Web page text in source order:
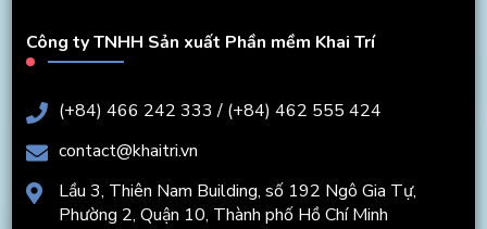
Công ty TNHH Sản xuất Phần mềm Khai Trí
(+84) 466 242 333 / (+84) 462 555 424
contact@khaitri.vn
Lầu 3, Thiên Nam Building, số 192 Ngô Gia Tự,
Phường 2, Quận 10, Thành phố Hồ Chí Minh